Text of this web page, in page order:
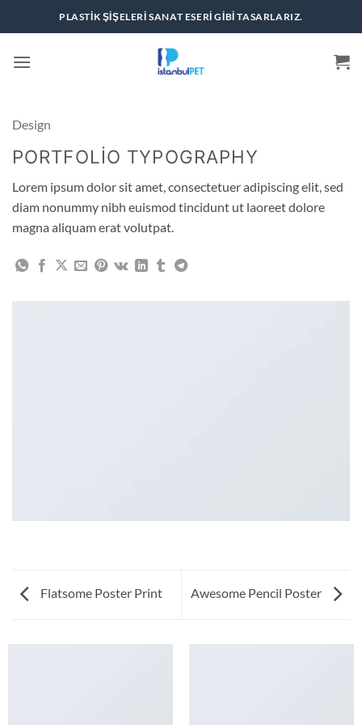
atla
PLASTIK ŞIŞELERI SANAT ESERI GIBI TASARLARIZ.
Design
PORTFOLIO TYPOGRAPHY
Lorem ipsum dolor sit amet, consectetuer adipiscing elit, sed
diam nonummy nibh euismod tincidunt ut laoreet dolore
magna aliquam erat volutpat.
Flatsome Poster Print Awesome Pencil Poster